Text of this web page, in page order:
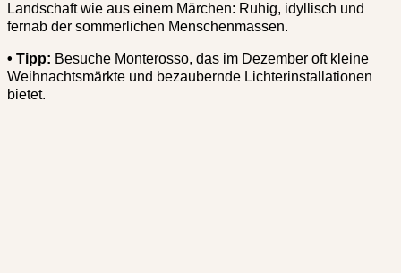
Landschaft wie aus einem Märchen: Ruhig, idyllisch und
fernab der sommerlichen Menschenmassen.
• Tipp: Besuche Monterosso, das im Dezember oft kleine
Weihnachtsmärkte und bezaubernde Lichterinstallationen
bietet.